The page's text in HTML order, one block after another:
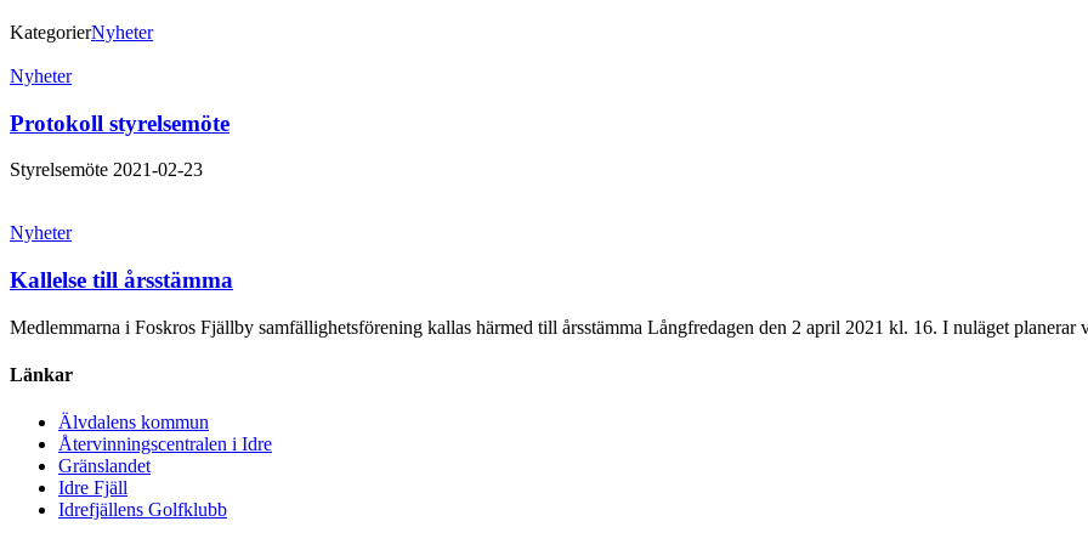
KategorierNyheter
Nyheter
Protokoll styrelsemöte
Styrelsemöte 2021-02-23
Nyheter
Kallelse till årsstämma
Medlemmarna i Foskros Fjällby samfällighetsförening kallas härmed till årsstämma Långfredagen den 2 april 2021 kl. 16. I nuläget
Länkar
Älvdalens kommun
Återvinningscentralen i Idre
Gränslandet
Idre Fjäll
Idrefjällens Golfklubb